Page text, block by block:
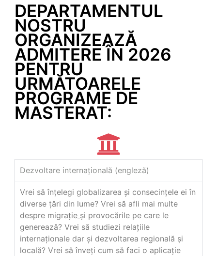
DEPARTAMENTUL
NOSTRU
ORGANIZEAZĂ
ADMITERE ÎN 2026
PENTRU
URMĂTOARELE
PROGRAME DE
MASTERAT:
Dezvoltare internațională (engleză)
Vrei să înțelegi globalizarea şi consecințele ei în
diverse țări din lume? Vrei să afli mai multe
despre migrație și provocările pe care le
generează? Vrei să studiezi relațiile
internaționale dar şi dezvoltarea regională şi
locală? Vrei să înveți cum să faci o aplicație